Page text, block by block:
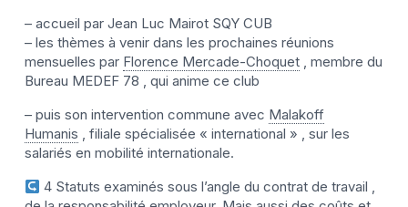
– accueil par Jean Luc Mairot SQY CUB
– les thèmes à venir dans les prochaines réunions
mensuelles par Florence Mercade-Choquet , membre du
Bureau MEDEF 78 , qui anime ce club
– puis son intervention commune avec Malakoff
Humanis , filiale spécialisée « international » , sur les
salariés en mobilité internationale.
4 Statuts examinés sous l’angle du contrat de travail ,